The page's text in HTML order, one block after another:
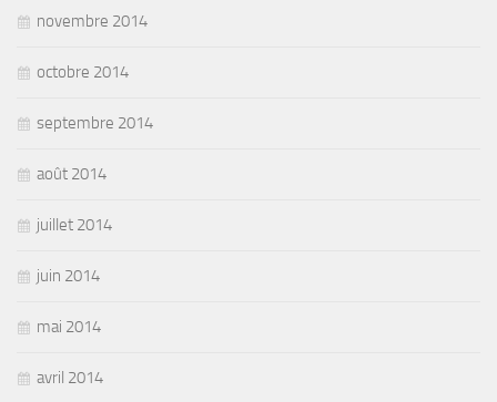
novembre 2014
octobre 2014
septembre 2014
août 2014
juillet 2014
juin 2014
mai 2014
avril 2014